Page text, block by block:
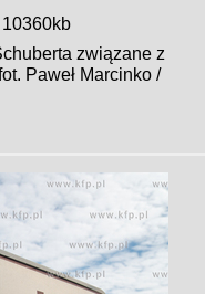
związane z
Paweł Marcinko /